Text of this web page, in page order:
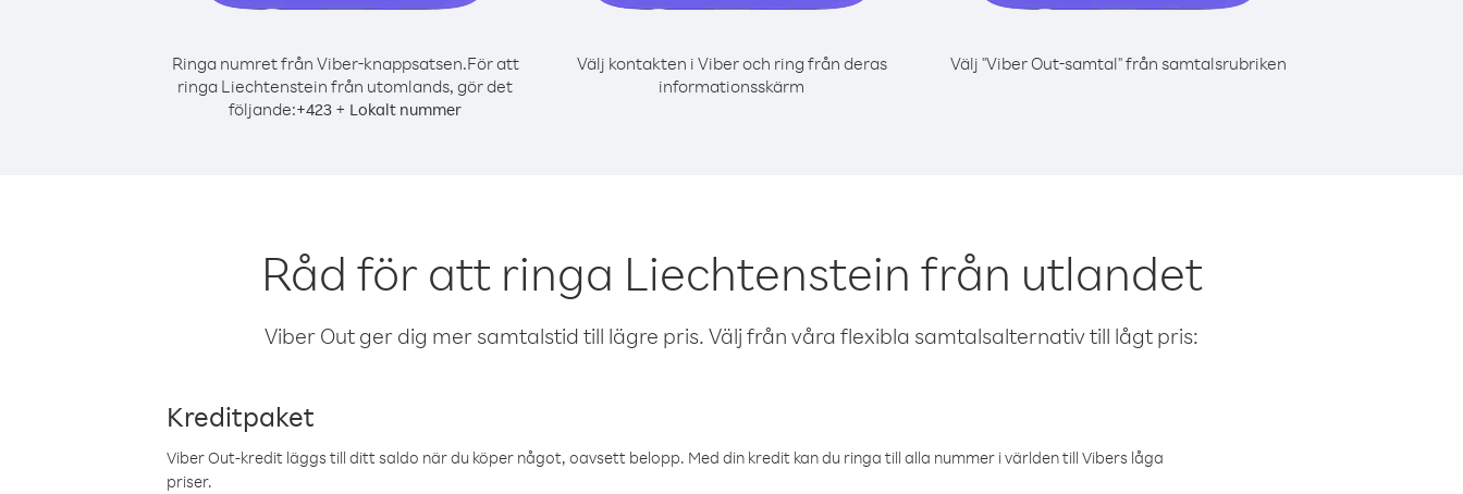
Ringa numret från Viber-knappsatsen.För att
ringa Liechtenstein från utomlands, gör det
följande:+423 + Lokalt nummer
Välj kontakten i Viber och ring från deras
informationsskärm
Välj "Viber Out-samtal" från samtalsrubriken
Råd för att ringa Liechtenstein från utlandet
Viber Out ger dig mer samtalstid till lägre pris. Välj från våra flexibla samtalsalternativ till lågt pris:
Kreditpaket
Viber Out-kredit läggs till ditt saldo när du köper något, oavsett belopp. Med din kredit kan du ringa till alla nummer i världen till Vibers låga
priser.